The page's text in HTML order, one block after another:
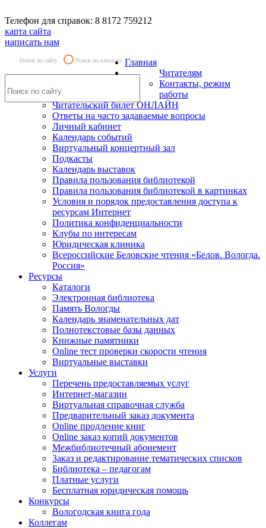
Телефон для справок: 8 8172 759212
карта сайта
написать нам
Поиск по сайту Поиск по каталогу Главная
Читателям
Контакты, режим
работы
Читательский билет ОНЛАЙН
Ответы на часто задаваемые вопросы
Личный кабинет
Календарь событий
Виртуальный концертный зал
Подкасты
Календарь выставок
Правила пользования библиотекой
Правила пользования библиотекой в картинках
Условия и порядок предоставления доступа к
ресурсам Интернет
Политика конфиденциальности
Клубы по интересам
Юридическая клиника
Всероссийские Беловские чтения «Белов. Вологда.
Россия»
Ресурсы
Каталоги
Электронная библиотека
Память Вологды
Календарь знаменательных дат
Полнотекстовые базы данных
Книжные памятники
Online тест проверки скорости чтения
Виртуальные выставки
Услуги
Перечень предоставляемых услуг
Интернет-магазин
Виртуальная справочная служба
Предварительный заказ документа
Online продление книг
Online заказ копий документов
Межбиблиотечный абонемент
Заказ и редактирование тематических списков
Библиотека – педагогам
Платные услуги
Бесплатная юридическая помощь
Конкурсы
Вологодская книга года
Коллегам